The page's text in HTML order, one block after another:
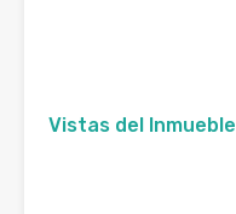
Vistas del Inmueble